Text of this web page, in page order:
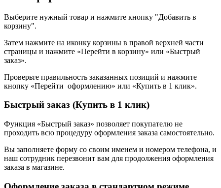
Выберите нужный товар и нажмите кнопку "Добавить в
корзину".
Затем нажмите на иконку корзины в правой верхней части
страницы и нажмите «Перейти в корзину» или «Быстрый
заказ».
Проверьте правильность заказанных позиций и нажмите
кнопку «Перейти оформлению» или «Купить в 1 клик».
Быстрый заказ (Купить в 1 клик)
Функция «Быстрый заказ» позволяет покупателю не
проходить всю процедуру оформления заказа самостоятельно.
Вы заполняете форму со своим именем и номером телефона, и
наш сотрудник перезвонит вам для продолжения оформления
заказа в магазине.